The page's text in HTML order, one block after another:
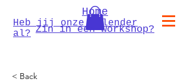
Heb jij onze kalender
al? Zin in een workshop?
Home
< Back